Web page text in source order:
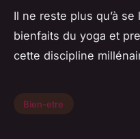
Il ne reste plus qu’à
bienfaits du yoga et
cette discipline
Bien-etre